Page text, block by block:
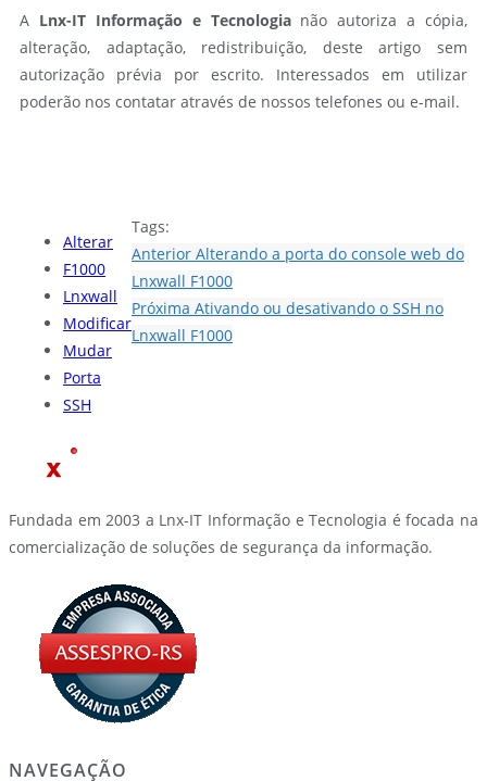
A Lnx-IT Informação e Tecnologianão autoriza a cópia,
alteração, adaptação, redistribuição, deste artigo sem
autorização prévia por escrito. Interessados em utilizar
poderão nos contatar através de nossos telefones ou e-mail.
Tags:
Alterar
F1000
Lnxwall
Modificar
Mudar
Porta
SSH
Anterior Alterando a porta do console web do
Lnxwall F1000
Próxima Ativando ou desativando o SSH no
Lnxwall F1000
Fundada em 2003 a Lnx-IT Informação e Tecnologia é focada na
comercialização de soluções de segurança da informação.
NAVEGAÇÃO